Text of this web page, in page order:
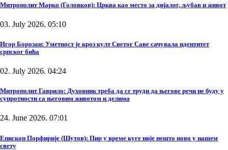
Митрополит Марко (Головков): Црква као место за дијалог, љубав и живот
03. July 2026. 05:10
Игор Борозан: Уметност је кроз култ Светог Саве сачувала идентитет
српског бића
02. July 2026. 04:24
Митрополит Гаврило: Духовник треба да се труди да његове речи не буду у
супротности са његовим животом и делима
24. June 2026. 07:01
Епископ Порфирије (Шутов): Пир у време куге није нешто ново у нашем
свету